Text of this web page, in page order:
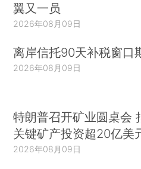
翼又一员
2026年08月09日
离岸信托90天补税窗口
2026年08月09日
特朗普召开矿业圆桌会
关键矿产投资超20亿美
2026年08月09日